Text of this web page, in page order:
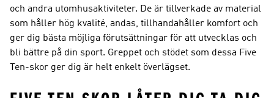
och andra utomhusaktiviteter. De är tillverkade av material
som håller hög kvalité, andas, tillhandahåller komfort och
ger dig bästa möjliga förutsättningar för att utvecklas och
bli bättre på din sport. Greppet och stödet som dessa Five
Ten-skor ger dig är helt enkelt överlägset.